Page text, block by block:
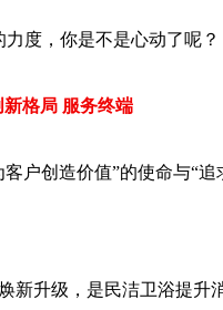
力度，你是不是心动了呢？
新格局 服务终端
户创造价值”的使命与“
新升级，是民洁卫浴提升